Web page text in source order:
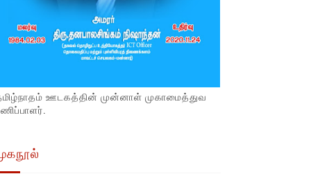
ஊடகத்தின் முன்னாள் முகாமைத்துவ